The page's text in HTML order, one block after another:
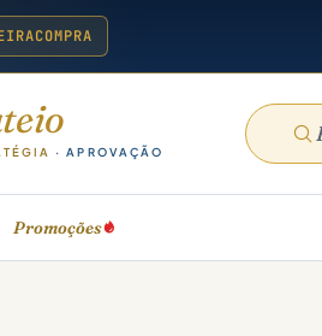
· APROVAÇÃO
Promoções